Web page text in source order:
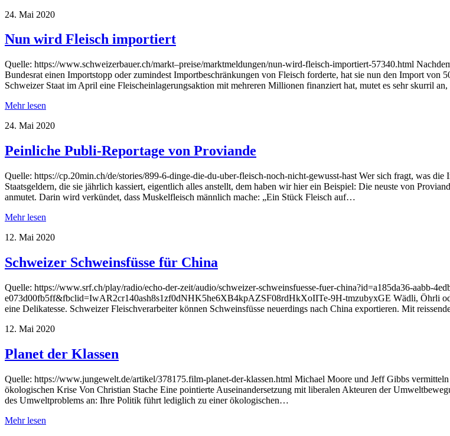
24. Mai 2020
Nun wird Fleisch importiert
Quelle: https://www.schweizerbauer.ch/markt–preise/marktmeldungen/nun-wird-fleisch-importiert-57340.html
Bundesrat einen Importstopp oder zumindest Importbeschränkungen von Fleisch forderte, hat sie nun den Import von
Schweizer Staat im April eine Fleischeinlagerungsaktion mit mehreren Millionen finanziert hat, mutet es sehr skurril
Mehr lesen
24. Mai 2020
Peinliche Publi-Reportage von Proviande
Quelle: https://cp.20min.ch/de/stories/899-6-dinge-die-du-uber-fleisch-noch-nicht-gewusst-hast Wer sich fragt, was
Staatsgeldern, die sie jährlich kassiert, eigentlich alles anstellt, dem haben wir hier ein Beispiel: Die neuste von
anmutet. Darin wird verkündet, dass Muskelfleisch männlich mache: „Ein Stück Fleisch auf…
Mehr lesen
12. Mai 2020
Schweizer Schweinsfüsse für China
Quelle: https://www.srf.ch/play/radio/echo-der-zeit/audio/schweizer-schweinsfuesse-fuer-china?id=a185da36-aabb-
e073d00fb5ff&fbclid=IwAR2cr140ash8s1zf0dNHK5he6XB4kpAZSF08rdHkXoIITe-9H-tmzubyxGE Wädli, Öhrli
eine Delikatesse. Schweizer Fleischverarbeiter können Schweinsfüsse neuerdings nach China exportieren. Mit
12. Mai 2020
Planet der Klassen
Quelle: https://www.jungewelt.de/artikel/378175.film-planet-der-klassen.html Michael Moore und Jeff Gibbs
ökologischen Krise Von Christian Stache Eine pointierte Auseinandersetzung mit liberalen Akteuren der
des Umweltproblems an: Ihre Politik führt lediglich zu einer ökologischen…
Mehr lesen